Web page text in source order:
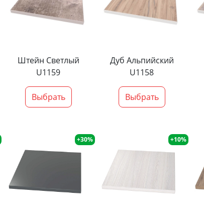
Штейн Светлый
U1159
Выбрать
Дуб Альпийский
U1158
Выбрать
+30% +10%